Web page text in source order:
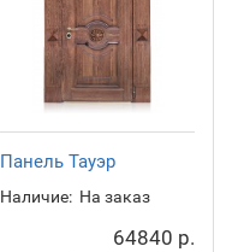
Панель Тауэр
Наличие: На заказ
64840 р.